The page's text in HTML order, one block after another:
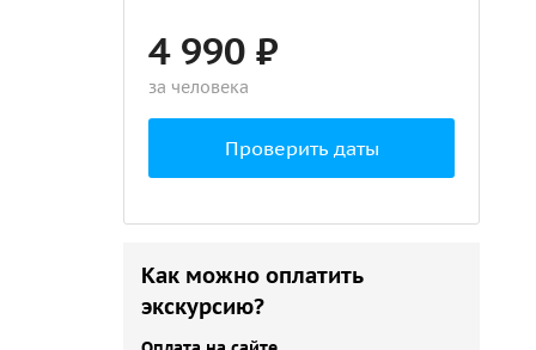
4 990 ₽
за человека
Проверить даты
Как можно оплатить
экскурсию?